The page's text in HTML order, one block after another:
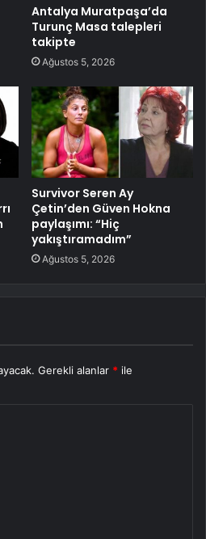
Antalya Muratpaşa’da
Turunç Masa talepleri
takipte
Ağustos 5, 2026
Survivor Seren Ay
Çetin’den Güven Hokna
paylaşımı: “Hiç
yakıştıramadım”
Ağustos 5, 2026
Gerekli alanlar * ile